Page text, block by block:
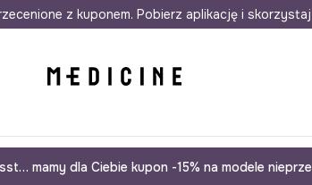
Darmowa dostawa do salonów 30
z kuponem. Pobierz aplikację i skorzystaj
mamy dla Ciebie kupon -15% na modele